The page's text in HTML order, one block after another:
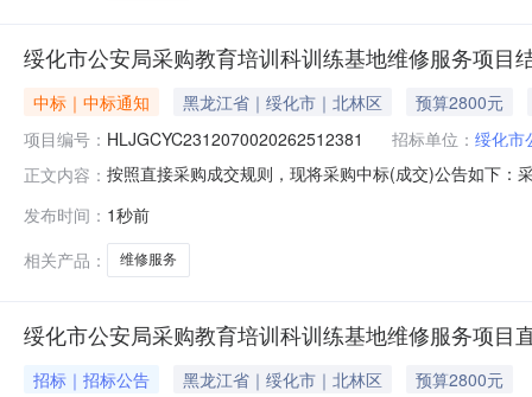
绥化市公安局采购教育培训科训练基地维修服务项目
中标｜中标通知 黑龙江省｜绥化市｜北林区
预算2800元
项目编号： HLJGCYC2312070020262512381 招标单位： 绥化市
正文内容： 按照直接采购成交规则，现将采购中标(成交)公告如下
瑞达建筑工程有限公司中选2026-08-0728000.00%
发布时间： 1秒前
相关产品：
维修服务
绥化市公安局采购教育培训科训练基地维修服务项目
招标｜招标公告 黑龙江省｜绥化市｜北林区
预算2800元